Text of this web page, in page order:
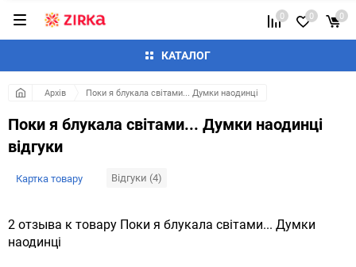
КАТАЛОГ
0 0 0
Архів Поки я блукала світами... Думки наодинці
Поки я блукала світами... Думки наодинці
відгуки
Картка товару Відгуки (4)
2 отзыва к товару Поки я блукала світами... Думки
наодинці